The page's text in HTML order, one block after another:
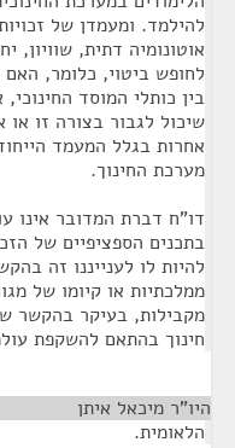
להילמד. ומעמדן של
אוטונומיה דתית, שוויון,
לחופש ביטוי, כלומר,
בין כותלי המוסד
שיכול לגבור בצורה זו
אחרות בגלל המעמד
מערכת החינוך.
דו"ח דברת המדובר אינו
בתכנים הספציפיים של
להיות לו לענייננו זה
ממלכתיות או קיומו של
מקבילות, בעיקר בהקשר
חינוך בהתאם להשקפת
היו"ר מיכאל איתן
הלאומית.